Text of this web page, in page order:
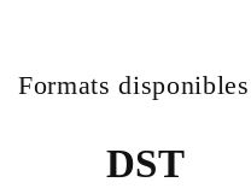
Formats disponibles
DST